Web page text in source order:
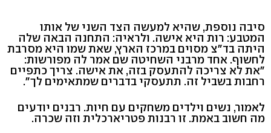
סיבה נוספת, שהיא למעשה הצד השני של אותו
המטבע: רות היא אישה. ולראיה: התחנה הבאה שלה
היתה בד"צ מסוים במרכז הארץ, שאת שמו היא מסרבת
לחשוף. אחד מרבני השחיטה שם אמר לה מפורשות:
"את לא צריכה להתעסק בזה, את אישה. צריך כתפיים
רחבות בשביל זה. תתעסקי בדברים שמתאימים לך".
לאמור, נשים וילדים משחקים עם חיות. רבנים יודעים
מה חשוב באמת. זו רבנות פטריארכלית וזה שכרה.